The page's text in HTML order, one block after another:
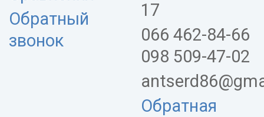
Обратный
звонок
17
066 462-84-66
098 509-47-02
Обратная